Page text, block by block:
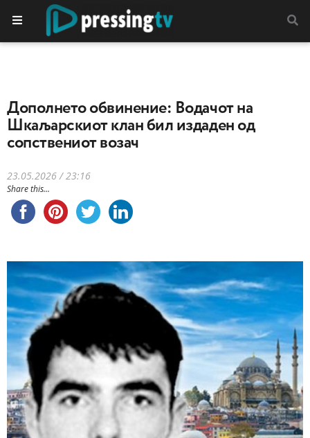
Дополнето обвинение: Водачот на
Шкаљарскиот клан бил издаден од
сопствениот возач
23.05.2026 / 23:16
Share this...